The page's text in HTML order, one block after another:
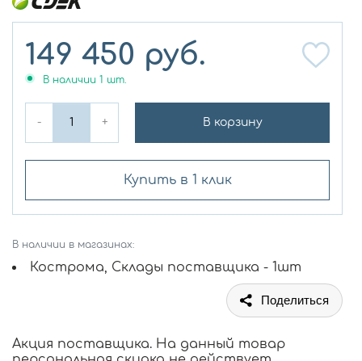
149 450 руб.
В наличии 1 шт.
- + В корзину
Купить в 1 клик
В наличии в магазинах:
Кострома, Склады поставщика - 1шт
Поделиться
Акция поставщика. На данный товар